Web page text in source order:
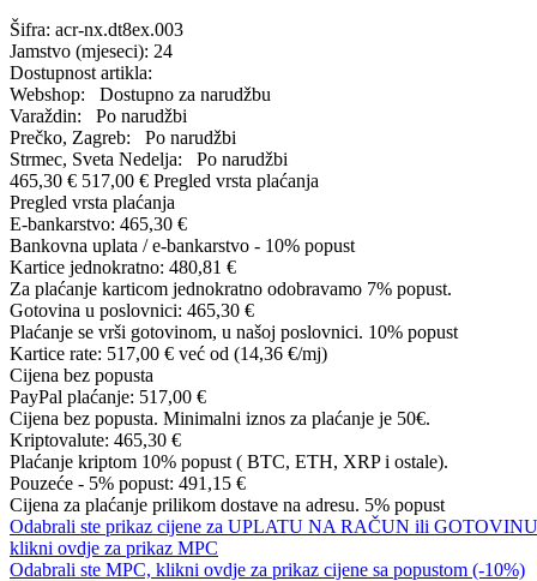
Šifra: acr-nx.dt8ex.003
Jamstvo (mjeseci): 24
Dostupnost artikla:
Webshop:
Dostupno za narudžbu
Varaždin:
Po narudžbi
Prečko, Zagreb:
Po narudžbi
Strmec, Sveta Nedelja:
Po narudžbi
465,30 € 517,00 € Pregled vrsta plaćanja
Pregled vrsta plaćanja
E-bankarstvo: 465,30 €
Bankovna uplata / e-bankarstvo - 10% popust
Kartice jednokratno: 480,81 €
Za plaćanje karticom jednokratno odobravamo 7% popust.
Gotovina u poslovnici: 465,30 €
Plaćanje se vrši gotovinom, u našoj poslovnici. 10% popust
Kartice rate: 517,00 € već od (14,36 €/mj)
Cijena bez popusta
PayPal plaćanje: 517,00 €
Cijena bez popusta. Minimalni iznos za plaćanje je 50€.
Kriptovalute: 465,30 €
Plaćanje kriptom 10% popust ( BTC, ETH, XRP i ostale).
Pouzeće - 5% popust: 491,15 €
Cijena za plaćanje prilikom dostave na adresu. 5% popust
Odabrali ste prikaz cijene za UPLATU NA RAČUN ili
klikni ovdje za prikaz MPC
Odabrali ste MPC, klikni ovdje za prikaz cijene sa popustom (-10%)